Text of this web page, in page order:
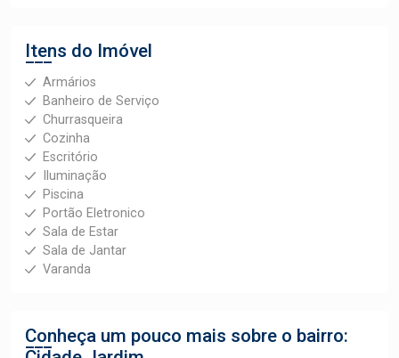
Itens do Imóvel
Armários
Banheiro de Serviço
Churrasqueira
Cozinha
Escritório
Iluminação
Piscina
Portão Eletronico
Sala de Estar
Sala de Jantar
Varanda
Conheça um pouco mais sobre o bairro: